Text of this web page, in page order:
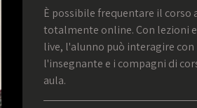
È possibile frequentare il corso
totalmente online. Con lezioni
live, l'alunno può interagire con
l'insegnante e i compagni di
aula.